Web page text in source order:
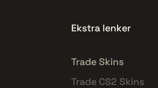
Ekstra lenker
Trade Skins
Trade CS2 Skins